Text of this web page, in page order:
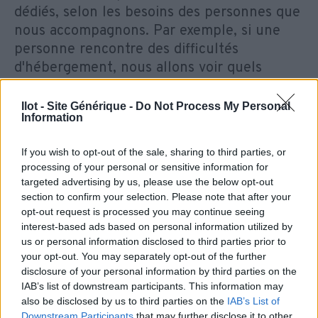
Ilot - Site Générique - Do Not Process My Personal
Information
If you wish to opt-out of the sale, sharing to third parties, or
processing of your personal or sensitive information for
targeted advertising by us, please use the below opt-out
section to confirm your selection. Please note that after your
opt-out request is processed you may continue seeing
interest-based ads based on personal information utilized by
us or personal information disclosed to third parties prior to
your opt-out. You may separately opt-out of the further
disclosure of your personal information by third parties on the
IAB’s list of downstream participants. This information may
also be disclosed by us to third parties on the IAB’s List of
dédiés, selon les besoins des personnes que
nous accompagnons. Par exemple, si une
personne rencontre des difficultés
d'hébergement, nous allons voir quels
partenaires contacter pour l’aider.
Cela peut être France travail, la Cravate
solidaire, etc. On peut également avoir des
par des responsables des ressources
humaines. Ou concernant la problématique
de l’hébergement nous sommes en lien
avec les bureaux du cœur, les Restos du
cœur aussi.
EST-CE QU’IL Y CERTAINS PARCOURS
QUE VOUS SOUHAITERIEZ PARTAGER
AVEC NOUS ?